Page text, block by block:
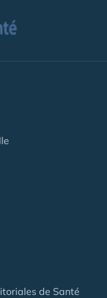
de Santé